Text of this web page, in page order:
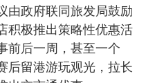
由政府联同旅发局鼓励
积极推出策略性优惠活
前后一周，甚至一个
后留港游玩观光，拉长